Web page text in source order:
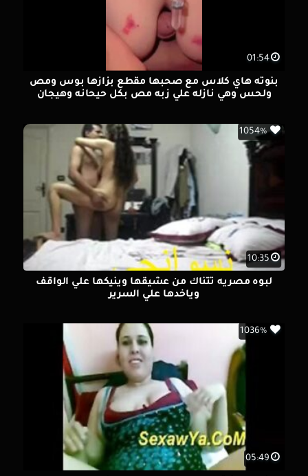
01:54
بنوته هاي كلاس مع صحبها مقطع بزازها بوس ومص
ولحس وهي نازله علي زبه مص بكل حيحانه وهيجان
10:35
1054%
لبوه مصريه تتناك من عشيقها وينيكها علي الواقف
وياخدها علي السرير
05:49
1036%